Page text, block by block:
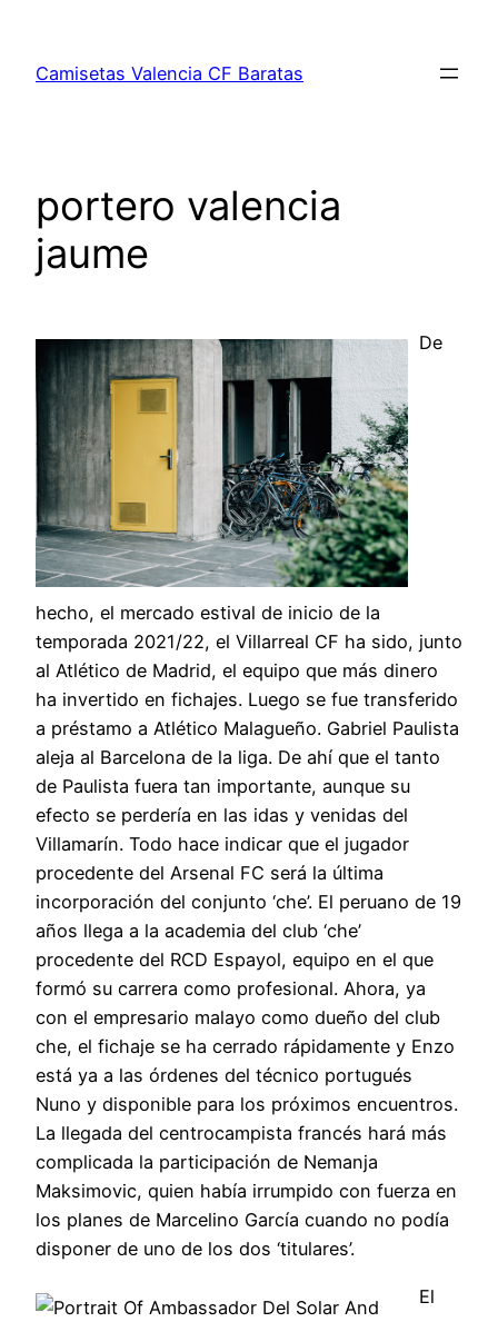
contenido
Camisetas Valencia CF Baratas
portero valencia
jaume
De
hecho, el mercado estival de inicio de la
temporada 2021/22, el Villarreal CF ha sido, junto
al Atlético de Madrid, el equipo que más dinero
ha invertido en fichajes. Luego se fue transferido
a préstamo a Atlético Malagueño. Gabriel Paulista
aleja al Barcelona de la liga. De ahí que el tanto
de Paulista fuera tan importante, aunque su
efecto se perdería en las idas y venidas del
Villamarín. Todo hace indicar que el jugador
procedente del Arsenal FC será la última
incorporación del conjunto ‘che’. El peruano de 19
años llega a la academia del club ‘che’
procedente del RCD Espayol, equipo en el que
formó su carrera como profesional. Ahora, ya
con el empresario malayo como dueño del club
che, el fichaje se ha cerrado rápidamente y Enzo
está ya a las órdenes del técnico portugués
Nuno y disponible para los próximos encuentros.
La llegada del centrocampista francés hará más
complicada la participación de Nemanja
Maksimovic, quien había irrumpido con fuerza en
los planes de Marcelino García cuando no podía
disponer de uno de los dos ‘titulares’.
El